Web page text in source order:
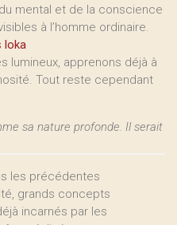
mental et de la conscience
à l’homme ordinaire.
loka
lumineux, apprenons déjà à
Tout reste cependant
sa nature profonde. Il serait
les précédentes
grands concepts
incarnés par les